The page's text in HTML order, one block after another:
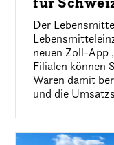
Der
neuen Zoll-App
Filialen können
Waren damit
und die